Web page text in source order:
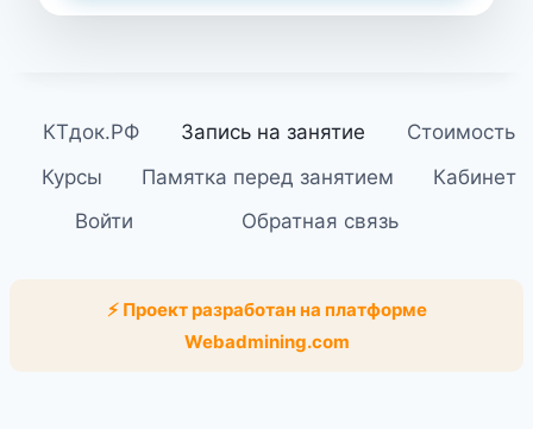
КТдок.РФ Запись на занятие
Стоимость
Курсы
Памятка перед занятием
Кабинет
Войти
Обратная связь
⚡ Проект разработан на платформе
Webadmining.com